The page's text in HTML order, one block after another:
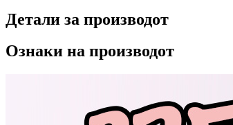
Детали за производот
Ознаки на производот